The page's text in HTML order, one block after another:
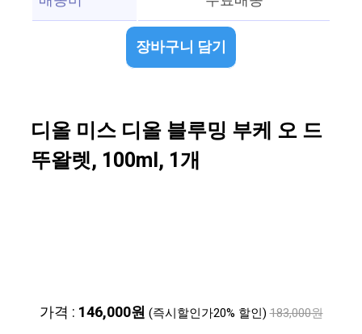
장바구니 담기
디올 미스 디올 블루밍 부케 오 드
뚜왈렛, 100ml, 1개
가격 : 146,000원 (즉시할인가20% 할인) 183,000원